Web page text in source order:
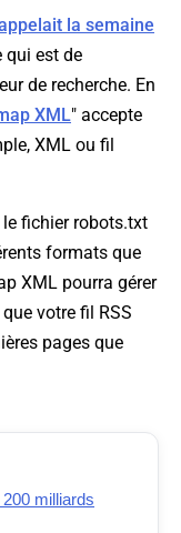
la semaine
qui est de
de recherche. En
XML" accepte
XML ou fil
fichier robots.txt
formats que
XML pourra gérer
votre fil RSS
pages que
milliards